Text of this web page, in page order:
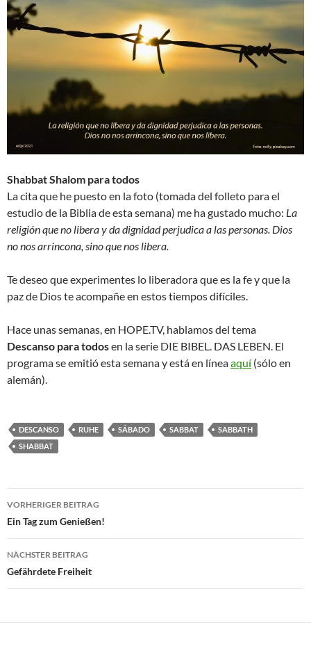
Shabbat Shalom para todos
La cita que he puesto en la foto (tomada del folleto para el
estudio de la Biblia de esta semana) me ha gustado mucho: La
religión que no libera y da dignidad perjudica a las personas. Dios
no nos arrincona, sino que nos libera.
Te deseo que experimentes lo liberadora que es la fe y que la
paz de Dios te acompañe en estos tiempos difíciles.
Hace unas semanas, en HOPE.TV, hablamos del tema
Descanso para todosen la serie DIE BIBEL. DAS LEBEN. El
programa se emitió esta semana y está en líneaaquí (sólo en
alemán).
DESCANSO RUHE SÁBADO SABBAT
SABBATH
SHABBAT
Beitragsnavigation
VORHERIGER BEITRAG
Ein Tag zum Genießen!
NÄCHSTER BEITRAG
Gefährdete Freiheit